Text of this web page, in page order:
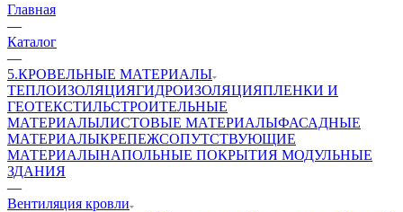
Главная
—
Каталог
—
5.КРОВЕЛЬНЫЕ МАТЕРИАЛЫ
ТЕПЛОИЗОЛЯЦИЯГИДРОИЗОЛЯЦИЯПЛЕНКИ И
ГЕОТЕКСТИЛЬСТРОИТЕЛЬНЫЕ
МАТЕРИАЛЫЛИСТОВЫЕ МАТЕРИАЛЫФАСАДНЫЕ
МАТЕРИАЛЫКРЕПЕЖСОПУТСТВУЮЩИЕ
МАТЕРИАЛЫНАПОЛЬНЫЕ ПОКРЫТИЯ МОДУЛЬНЫЕ
ЗДАНИЯ
—
Вентиляция кровли